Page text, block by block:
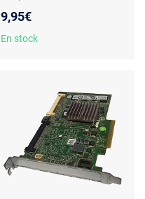
Equerre Courte
9,95€
En stock